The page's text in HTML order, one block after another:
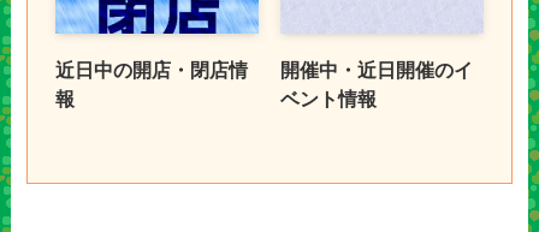
近日中の開店・閉店情
報
開催中・近日開催のイ
ベント情報